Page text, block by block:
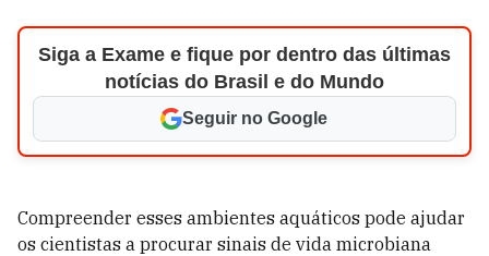
Siga a Exame e fique por dentro das últimas
notícias do Brasil e do Mundo
Seguir no Google
Compreender esses ambientes aquáticos pode ajudar
os cientistas a procurar sinais de vida microbiana